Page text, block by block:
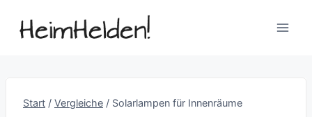
Inhalt
Start / Vergleiche / Solarlampen für Innenräume